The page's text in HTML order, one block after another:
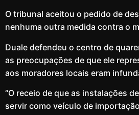
O tribunal aceitou o pedido de
nenhuma outra medida contra o
Duale defendeu o centro de
as preocupações de que ele
aos moradores locais eram
“O receio de que as instalações
servir como veículo de